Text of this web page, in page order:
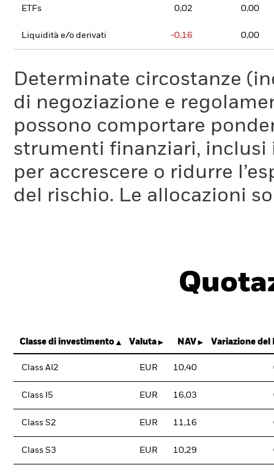
ETFs 0,02 0,00
Liquidità e/o derivati -0,16 0,00
Determinate circostanze
di negoziazione e
possono comportare
strumenti finanziari, inclusi
per accrescere o ridurre
del rischio. Le allocazioni
Classe di investimento Valuta NAV Variazione del
Class AI2 EUR 10,40
Class I5 EUR 16,03
Class S2 EUR 11,16
Class S3 EUR 10,29